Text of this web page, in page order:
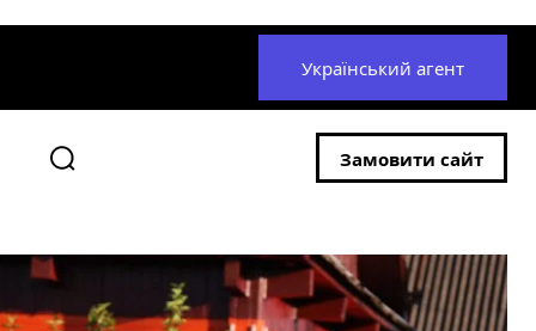
Український агент
Замовити сайт